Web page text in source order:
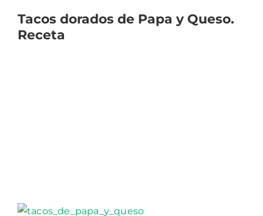
Tacos dorados de Papa y Queso.
Receta